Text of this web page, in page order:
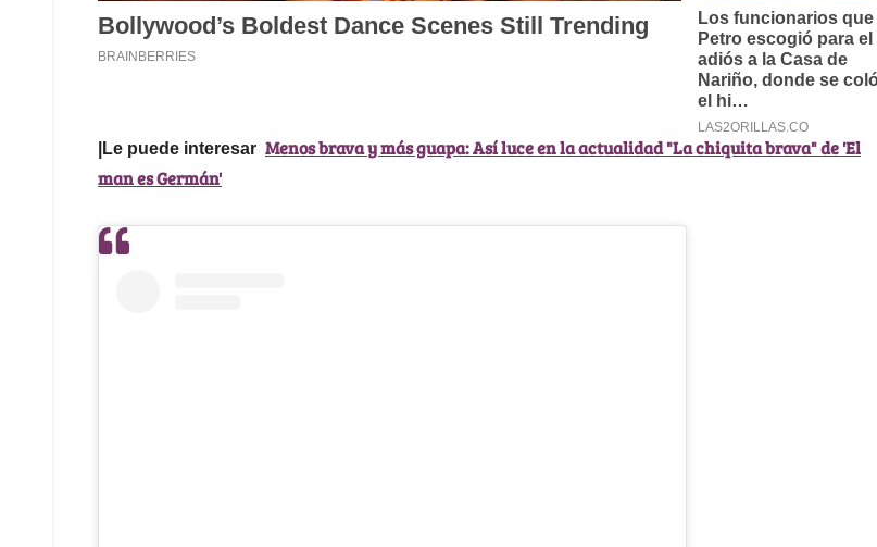
|Le puede interesar Menos brava y más guapa: Así luce en la actualidad "La chiquita brava" de 'El
man es Germán'